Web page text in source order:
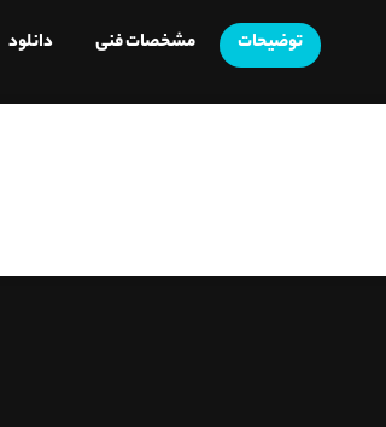
توضیحات مشخصات فنی دانلود